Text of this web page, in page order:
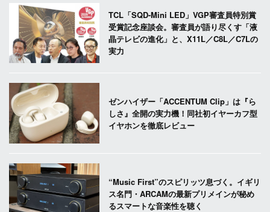
TCL「SQD-Mini LED」VGP審査員特別賞
受賞記念座談会。審査員が語り尽くす「液
晶テレビの進化」と、X11L／C8L／C7Lの
実力
ゼンハイザー「ACCENTUM Clip」は『ら
しさ』全開の実力機！同社初イヤーカフ型
イヤホンを徹底レビュー
“Music First”のスピリッツ息づく。イギリ
ス名門・ARCAMの最新プリメインが秘め
るスマートな音楽性を聴く